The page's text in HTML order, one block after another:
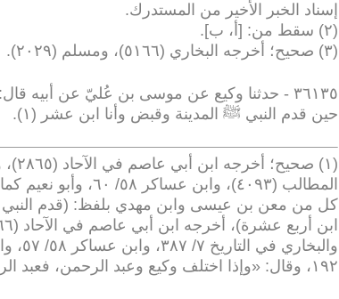
إسناد الخبر الأخير من المستدرك.
(٢) سقط من: [أ، ب]
.
(٣) صحيح؛ أخرجه البخاري (٥١٦٦)، ومسلم (٢٠٢٩)
.
٣٦١٣٥ - حدثنا وكيع عن موسى بن عُليّ عن أبيه
حين قدم النبي ﷺ المدينة وقبض وأنا ابن عشر (١)
.
كل من معن بن عيسى وابن مهدي بلفظ: (قدم النبي ﷺ
١٩٢، وقال: «وإذا اختلف وكيع وعبد الرحمن، فعبد الرحمن أثبت؛ لأنه أقرب عهدًا بالكتاب